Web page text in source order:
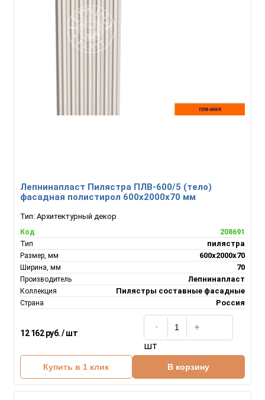
Лепнинапласт Пилястра ПЛВ-600/5 (тело)
фасадная полистирол 600х2000х70 мм
Тип: Архитектурный декор
Код 208691
Тип пилястра
Размер, мм 600х2000х70
Ширина, мм 70
Производитель Лепнинапласт
Коллекция Пилястры составные фасадные
Страна Россия
12 162 руб. / шт
шт
Купить в 1 клик В корзину